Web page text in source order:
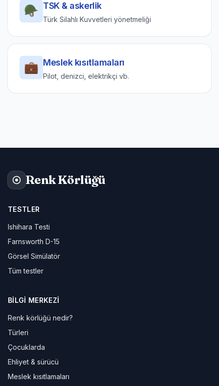
🪖 TSK & askerlik
Türk Silahlı Kuvvetleri yönetmeliği
💼 Meslek kısıtlamaları
Pilot, denizci, elektrikçi vb.
Renk Körlüğü
TESTLER
Ishihara Testi
Farnsworth D-15
Görsel Simülatör
Tüm testler
BILGI MERKEZI
Renk körlüğü nedir?
Türleri
Çocuklarda
Ehliyet & sürücü
Meslek kısıtlamaları